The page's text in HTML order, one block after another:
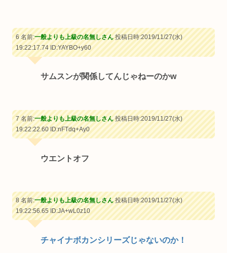
6 名前:一般よりも上級の名無しさん投稿日時:2019/11/27(水)
19:22:17.74ID:YAYBO+y60
サムスンが関係してんじゃねーのかw
7 名前:一般よりも上級の名無しさん投稿日時:2019/11/27(水)
19:22:22.60ID:nFTdq+Ay0
ウエントオフ
8 名前:一般よりも上級の名無しさん投稿日時:2019/11/27(水)
19:22:56.65ID:JA+wL0z10
チャイナボカンシリーズじゃないのか！